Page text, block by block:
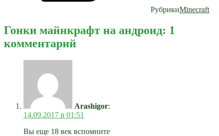
РубрикиMinecraft
Гонки майнкрафт на андроид: 1
комментарий
Arashigor:
14.09.2017 в 01:51
Вы еще 18 век вспомните